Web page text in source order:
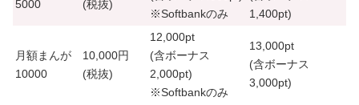
5000
(税抜)
※Softbankのみ
1,400pt)
月額まんが
10000
10,000円
(税抜)
12,000pt
(含ボーナス
2,000pt)
※Softbankのみ
13,000pt
(含ボーナス
3,000pt)